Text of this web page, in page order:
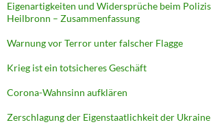
Eigenartigkeiten und Widersprüche beim
Heilbronn – Zusammenfassung
Warnung vor Terror unter falscher Flagge
Krieg ist ein totsicheres Geschäft
Corona-Wahnsinn aufklären
Zerschlagung der Eigenstaatlichkeit der